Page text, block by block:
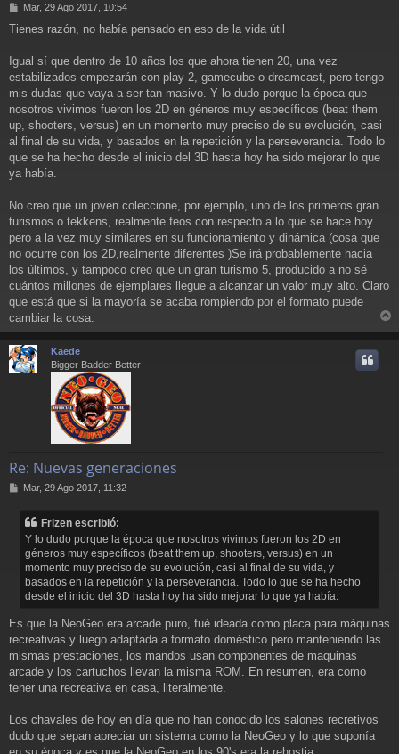
M
n
a
j
e
Mar, 29 Ago 2017, 10:54
Tienes razón, no había pensado en eso de la vida útil
Igual sí que dentro de 10 años los que ahora tienen 20, una vez
estabilizados empezarán con play 2, gamecube o dreamcast, pero tengo
mis dudas que vaya a ser tan masivo. Y lo dudo porque la época que
nosotros vivimos fueron los 2D en géneros muy específicos (beat them
up, shooters, versus) en un momento muy preciso de su evolución, casi
al final de su vida, y basados en la repetición y la perseverancia. Todo lo
que se ha hecho desde el inicio del 3D hasta hoy ha sido mejorar lo que
ya había.
No creo que un joven coleccione, por ejemplo, uno de los primeros gran
turismos o tekkens, realmente feos con respecto a lo que se hace hoy
pero a la vez muy similares en su funcionamiento y dinámica (cosa que
no ocurre con los 2D,realmente diferentes )Se irá probablemente hacia
los últimos, y tampoco creo que un gran turismo 5, producido a no sé
cuántos millones de ejemplares llegue a alcanzar un valor muy alto. Claro
que está que si la mayoría se acaba rompiendo por el formato puede
cambiar la cosa.
r
Kaede
Bigger Badder Better
Re: Nuevas generaciones
MMar, 29 Ago 2017, 11:32
Frizen escribió:
Y lo dudo porque la época que nosotros vivimos fueron los 2D en
géneros muy específicos (beat them up, shooters, versus) en un
momento muy preciso de su evolución, casi al final de su vida, y
basados en la repetición y la perseverancia. Todo lo que se ha hecho
desde el inicio del 3D hasta hoy ha sido mejorar lo que ya había.
Es que la NeoGeo era arcade puro, fué ideada como placa para máquinas
recreativas y luego adaptada a formato doméstico pero manteniendo las
mismas prestaciones, los mandos usan componentes de maquinas
arcade y los cartuchos llevan la misma ROM. En resumen, era como
tener una recreativa en casa, literalmente.
Los chavales de hoy en día que no han conocido los salones recretivos
dudo que sepan apreciar un sistema como la NeoGeo y lo que suponía